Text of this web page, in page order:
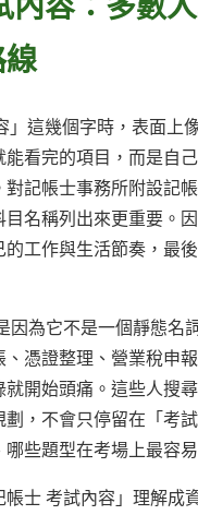
這幾個字時，表面上
看完的項目，而是自
記帳士事務所附設記
名稱列出來更重要。
工作與生活節奏，最
因為它不是一個靜態
憑證整理、營業稅申
開始頭痛。這些人搜
，不會只停留在「考
些題型在考場上最容
士 考試內容」理解成